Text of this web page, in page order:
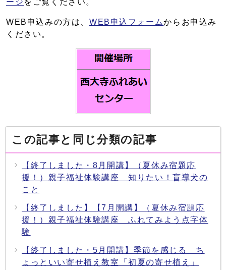
ージ をご覧ください。
WEB申込みの方は、 WEB申込フォームからお申込み
ください。
この記事と同じ分類の記事
【終了しました・8月開講】（夏休み宿題応
援！）親子福祉体験講座 知りたい！盲導犬の
こと
【終了しました】【7月開講】（夏休み宿題応
援！）親子福祉体験講座 ふれてみよう点字体
験
【終了しました・5月開講】季節を感じる ち
ょっといい寄せ植え教室「初夏の寄せ植え」